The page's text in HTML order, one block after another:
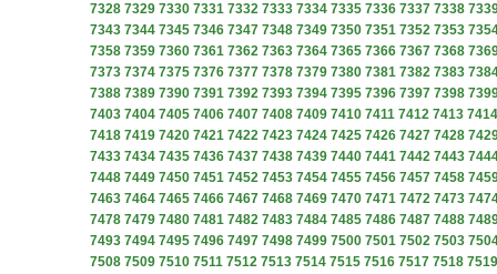
7328 7329 7330 7331 7332 7333 7334 7335 7336 7337 7338
7343 7344 7345 7346 7347 7348 7349 7350 7351 7352 7353
7358 7359 7360 7361 7362 7363 7364 7365 7366 7367 7368
7373 7374 7375 7376 7377 7378 7379 7380 7381 7382 7383
7388 7389 7390 7391 7392 7393 7394 7395 7396 7397 7398
7403 7404 7405 7406 7407 7408 7409 7410 7411 7412 7413 7414
7418 7419 7420 7421 7422 7423 7424 7425 7426 7427 7428
7433 7434 7435 7436 7437 7438 7439 7440 7441 7442 7443
7448 7449 7450 7451 7452 7453 7454 7455 7456 7457 7458
7463 7464 7465 7466 7467 7468 7469 7470 7471 7472 7473
7478 7479 7480 7481 7482 7483 7484 7485 7486 7487 7488
7493 7494 7495 7496 7497 7498 7499 7500 7501 7502 7503
7508 7509 7510 7511 7512 7513 7514 7515 7516 7517 7518 7519